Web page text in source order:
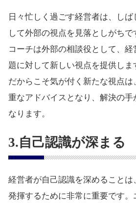
日々忙しく過ごす経営者は、し
して外部の視点を見落としがち
コーチは外部の相談役として、
題に対して新しい視点を提供し
だからこそ気が付く新たな視点
重なアドバイスとなり、解決の手
なります。
3.自己認識が深まる
経営者が自己認識を深めることは
発揮するために非常に重要です。